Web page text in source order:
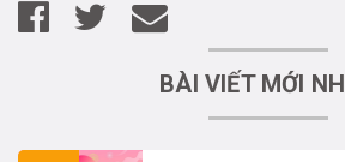
BÀI VIẾT MỚI